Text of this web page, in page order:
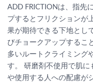
ADD FRICTIONは、指先
プするとフリクションが
果が期待できる下地とし
びチョークアップするこ
多いルートクライミング
す。 研磨剤不使用で肌に
や使用する人への配慮が